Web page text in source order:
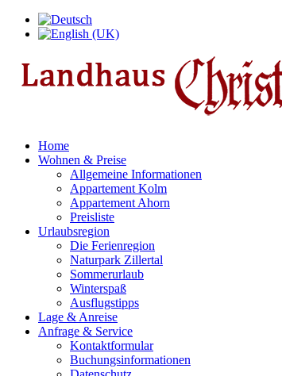
Home
Wohnen & Preise
Allgemeine Informationen
Appartement Kolm
Appartement Ahorn
Preisliste
Urlaubsregion
Die Ferienregion
Naturpark Zillertal
Sommerurlaub
Winterspaß
Ausflugstipps
Lage & Anreise
Anfrage & Service
Kontaktformular
Buchungsinformationen